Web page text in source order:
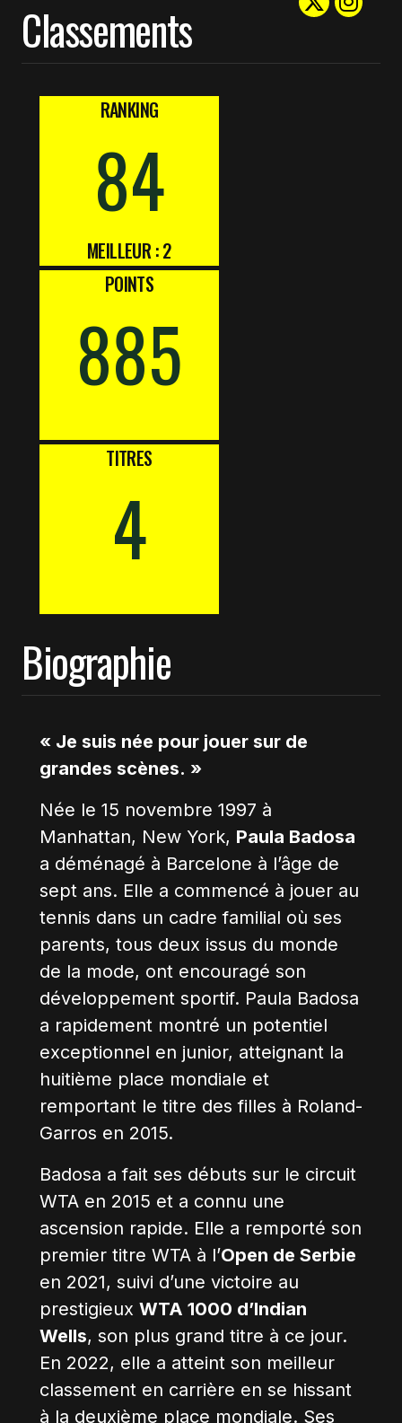
Classements
RANKING
84
MEILLEUR : 2
POINTS
885
TITRES
4
Biographie
« Je suis née pour jouer sur de
grandes scènes. »
Née le 15 novembre 1997 à
Manhattan, New York, Paula Badosa
a déménagé à Barcelone à l’âge de
sept ans. Elle a commencé à jouer au
tennis dans un cadre familial où ses
parents, tous deux issus du monde
de la mode, ont encouragé son
développement sportif. Paula Badosa
a rapidement montré un potentiel
exceptionnel en junior, atteignant la
huitième place mondiale et
remportant le titre des filles à Roland-
Garros en 2015.
Badosa a fait ses débuts sur le circuit
WTA en 2015 et a connu une
ascension rapide. Elle a remporté son
premier titre WTA à l’Open de Serbie
en 2021, suivi d’une victoire au
prestigieux WTA 1000 d’Indian
Wells, son plus grand titre à ce jour.
En 2022, elle a atteint son meilleur
classement en carrière en se hissant
à la deuxième place mondiale. Ses